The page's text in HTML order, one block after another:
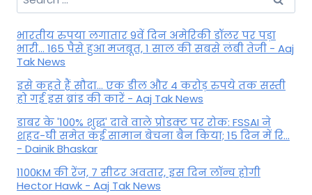
for:
भारतीय रुपया लगातार 9वें दिन अमेरिकी डॉलर पर पड़ा
भारी... 165 पैसे हुआ मजबूत, 1 साल की सबसे लंबी तेजी - Aaj
Tak News
इसे कहते हैं सौदा... एक डील और 4 करोड़ रुपये तक सस्ती
हो गई इस ब्रांड की कारें - Aaj Tak News
डाबर के '100% शुद्ध' दावे वाले प्रोडक्ट पर रोक: FSSAI ने
शहद-घी समेत कई सामान बेचना बैन किया; 15 दिन में रि...
- Dainik Bhaskar
1100KM की रेंज, 7 सीटर अवतार, इस दिन लॉन्च होगी
Hector Hawk - Aaj Tak News